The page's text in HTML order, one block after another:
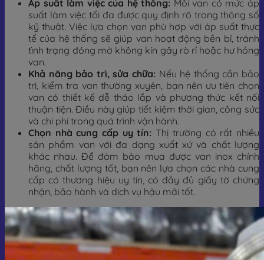
Áp suất làm việc của hệ thống: Mỗi van có mức áp
suất làm việc tối đa được quy định rõ trong thông số
kỹ thuật. Việc lựa chọn van phù hợp với áp suất thực
tế của hệ thống sẽ giúp van hoạt động bền bỉ, tránh
tình trạng đóng mở không kín gây rò rỉ hoặc hư hỏng
van.
Khả năng bảo trì, sửa chữa: Nếu hệ thống cần bảo
trì, kiểm tra van thường xuyên, bạn nên ưu tiên chọn
van có thiết kế dễ tháo lắp và phương thức kết nối
thuận tiện. Điều này giúp tiết kiệm thời gian, công sức
và chi phí trong quá trình vận hành.
Chọn nhà cung cấp uy tín: Thị trường có rất nhiều
sản phẩm van với đa dạng xuất xứ và chất lượng
khác nhau. Để đảm bảo mua được van inox chính
hãng, chất lượng tốt, bạn nên lựa chọn các nhà cung
cấp có thương hiệu uy tín, có đầy đủ giấy tờ chứng
nhận, bảo hành và dịch vụ hậu mãi tốt.